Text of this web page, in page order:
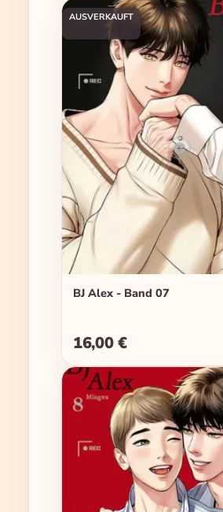
AUSVERKAUFT
BJ Alex - Band 07
Regulärer Preis:
16,00 €